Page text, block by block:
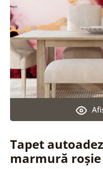
Tapet
marmură roșie